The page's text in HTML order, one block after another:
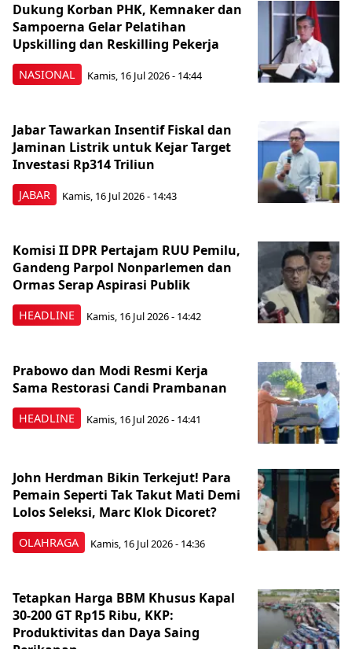
NASIONAL
Dukung Korban PHK, Kemnaker dan
Sampoerna Gelar Pelatihan
Upskilling dan Reskilling Pekerja
Kamis, 16 Jul 2026 - 14:44
JABAR
Jabar Tawarkan Insentif Fiskal dan
Jaminan Listrik untuk Kejar Target
Investasi Rp314 Triliun
Kamis, 16 Jul 2026 - 14:43
HEADLINE
Komisi II DPR Pertajam RUU Pemilu,
Gandeng Parpol Nonparlemen dan
Ormas Serap Aspirasi Publik
Kamis, 16 Jul 2026 - 14:42
HEADLINE
Prabowo dan Modi Resmi Kerja
Sama Restorasi Candi Prambanan
Kamis, 16 Jul 2026 - 14:41
OLAHRAGA
John Herdman Bikin Terkejut! Para
Pemain Seperti Tak Takut Mati Demi
Lolos Seleksi, Marc Klok Dicoret?
Kamis, 16 Jul 2026 - 14:36
Tetapkan Harga BBM Khusus Kapal
30-200 GT Rp15 Ribu, KKP:
Produktivitas dan Daya Saing